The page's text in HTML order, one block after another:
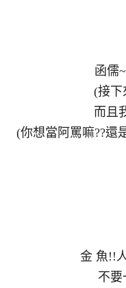
函儒
(接下
而且
(你想當阿罵嘛??還
金 魚!!
不要